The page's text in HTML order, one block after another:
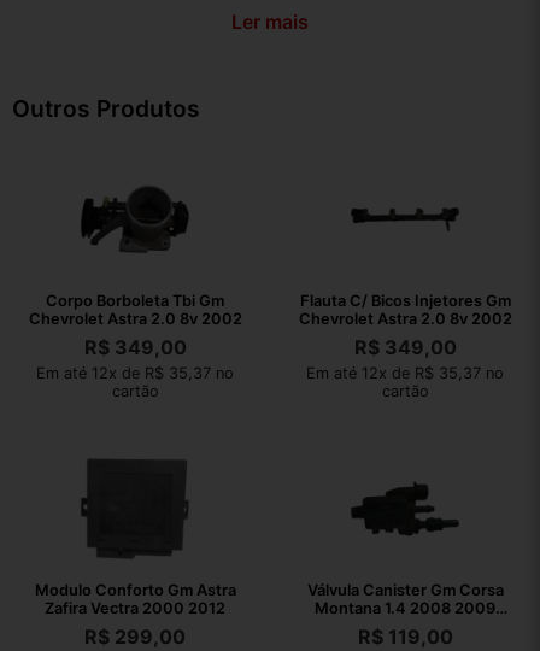
Ler mais
Outros Produtos
Corpo Borboleta Tbi Gm
Chevrolet Astra 2.0 8v 2002
R$349,00
Em até 12x de R$ 35,37 no
cartão
Flauta C/ Bicos Injetores Gm
Chevrolet Astra 2.0 8v 2002
R$349,00
Em até 12x de R$ 35,37 no
cartão
Modulo Conforto Gm Astra
Zafira Vectra 2000 2012
R$ 299,00
Válvula Canister Gm Corsa
Montana 1.4 2008 2009
2010
R$119,00